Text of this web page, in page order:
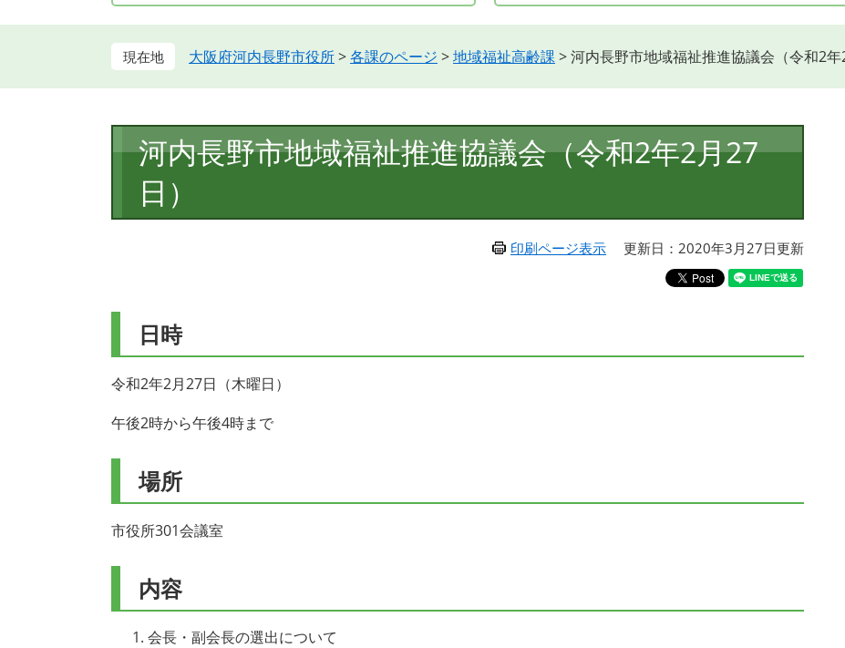
検
大阪府河内長野市役所>各課のページ >地域福祉高齢課 >河内長野市地域福祉推進協議会（令和2年
文
河内長野市地域福祉推進協議会（令和2年2月27
日）
印刷ページ表示 更新日：2020年3月27日更新
日時
令和2年2月27日（木曜日）
午後2時から午後4時まで
場所
市役所301会議室
内容
会長・副会長の選出について